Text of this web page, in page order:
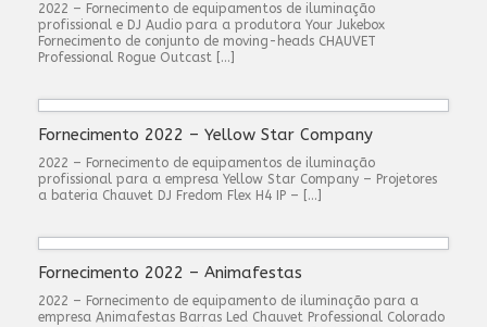
2022 – Fornecimento de equipamentos de iluminação
profissional e DJ Audio para a produtora Your Jukebox
Fornecimento de conjunto de moving-heads CHAUVET
Professional Rogue Outcast […]
Fornecimento 2022 – Yellow Star Company
2022 – Fornecimento de equipamentos de iluminação
profissional para a empresa Yellow Star Company – Projetores
a bateria Chauvet DJ Fredom Flex H4 IP – […]
Fornecimento 2022 – Animafestas
2022 – Fornecimento de equipamento de iluminação para a
empresa Animafestas Barras Led Chauvet Professional Colorado